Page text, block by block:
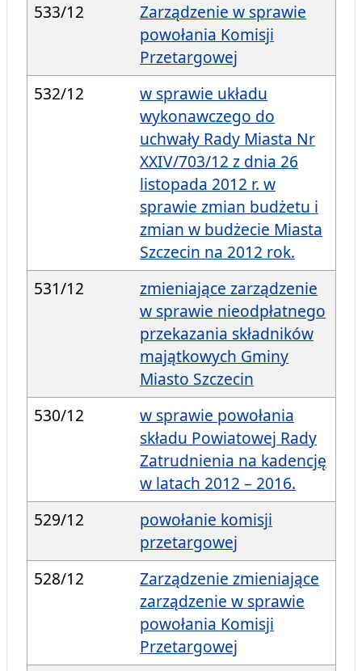
533/12
Zarządzenie w sprawie
powołania Komisji
Przetargowej
532/12
w sprawie układu
wykonawczego do
uchwały Rady Miasta Nr
XXIV/703/12 z dnia 26
listopada 2012 r. w
sprawie zmian budżetu i
zmian w budżecie Miasta
Szczecin na 2012 rok.
531/12
zmieniające zarządzenie
w sprawie nieodpłatnego
przekazania składników
majątkowych Gminy
Miasto Szczecin
530/12
w sprawie powołania
składu Powiatowej Rady
Zatrudnienia na kadencję
w latach 2012 – 2016.
529/12
powołanie komisji
przetargowej
528/12
Zarządzenie zmieniające
zarządzenie w sprawie
powołania Komisji
Przetargowej